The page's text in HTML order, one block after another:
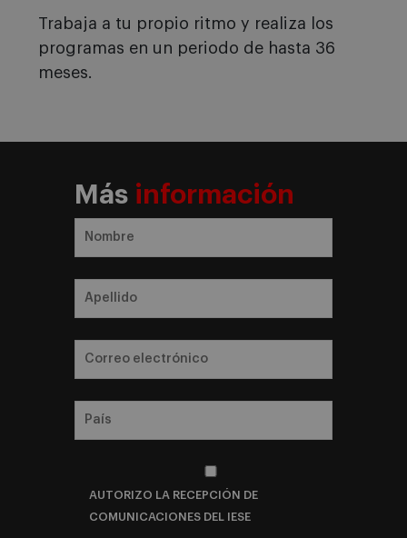
Trabaja a tu propio ritmo y realiza los
programas en un periodo de hasta 36
meses.
Más información
AUTORIZO LA RECEPCIÓN DE
COMUNICACIONES DEL IESE